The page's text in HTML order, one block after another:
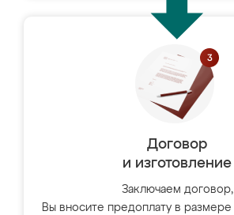
Договор
и изготовление
Заключаем договор,
Вы вносите предоплату в размере